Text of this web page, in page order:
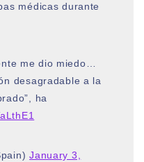
médicas durante
me dio miedo…
desagradable a la
ha
January 3,